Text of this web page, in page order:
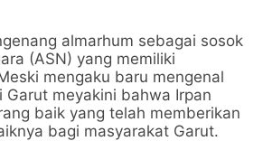
almarhum sebagai sosok
(ASN) yang memiliki
mengaku baru mengenal
Garut meyakini bahwa Irpan
baik yang telah memberikan
bagi masyarakat Garut.